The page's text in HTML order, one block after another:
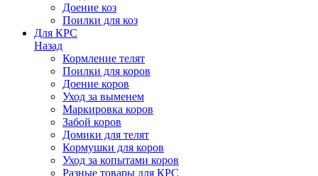
Доение коз
Поилки для коз
Для КРС
Назад
Кормление телят
Поилки для коров
Доение коров
Уход за выменем
Маркировка коров
Забой коров
Домики для телят
Кормушки для коров
Уход за копытами коров
Разные товары для КРС